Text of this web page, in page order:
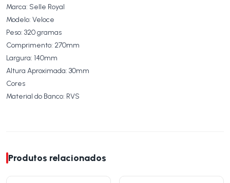
Marca: Selle Royal
Modelo: Veloce
Peso: 320 gramas
Comprimento: 270mm
Largura: 140mm
Altura Aproximada: 30mm
Cores
Material do Banco: RVS
Produtos relacionados